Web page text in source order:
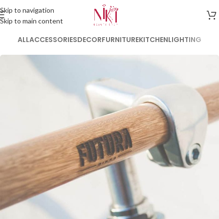
Skip to navigation
Skip to main content
ALLACCESSORIESDECORFURNITUREKITCHENLIGHTING